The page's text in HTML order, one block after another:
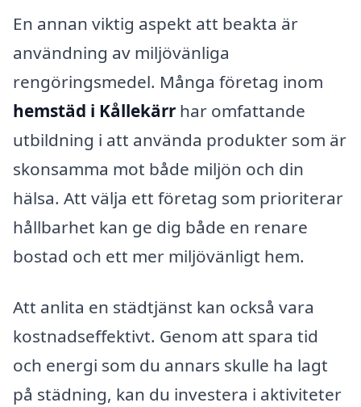
En annan viktig aspekt att beakta är
användning av miljövänliga
rengöringsmedel. Många företag inom
hemstäd i Kållekärr har omfattande
utbildning i att använda produkter som är
skonsamma mot både miljön och din
hälsa. Att välja ett företag som prioriterar
hållbarhet kan ge dig både en renare
bostad och ett mer miljövänligt hem.
Att anlita en städtjänst kan också vara
kostnadseffektivt. Genom att spara tid
och energi som du annars skulle ha lagt
på städning, kan du investera i aktiviteter